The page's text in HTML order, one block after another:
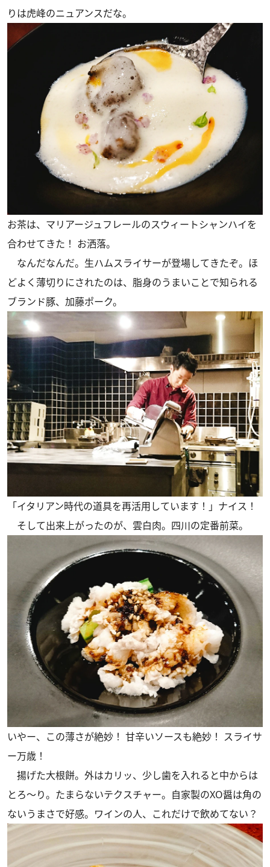
りは虎峰のニュアンスだな。
お茶は、マリアージュフレールのスウィートシャンハイを
合わせてきた！ お洒落。
なんだなんだ。生ハムスライサーが登場してきたぞ。ほ
どよく薄切りにされたのは、脂身のうまいことで知られる
ブランド豚、加藤ポーク。
「イタリアン時代の道具を再活用しています！」ナイス！
そして出来上がったのが、雲白肉。四川の定番前菜。
いやー、この薄さが絶妙！ 甘辛いソースも絶妙！ スライサ
ー万歳！
揚げた大根餅。外はカリッ、少し歯を入れると中からは
とろ～り。たまらないテクスチャー。自家製のXO醤は角の
ないうまさで好感。ワインの人、これだけで飲めてない？